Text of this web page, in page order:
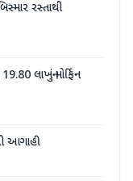
રસ્તાથી
લાખનું મોર્ફિન
આગાહી